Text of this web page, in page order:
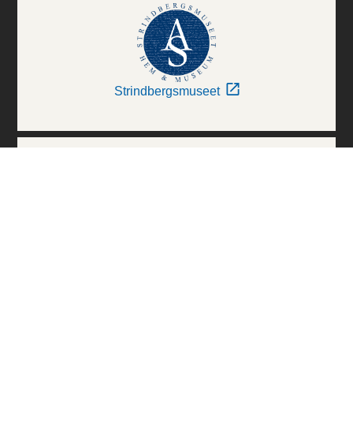
Strindbergsmuseet